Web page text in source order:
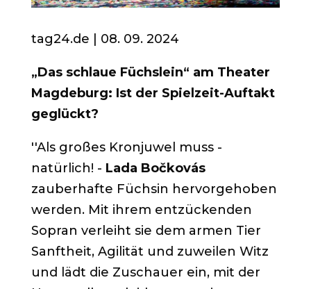
tag24.de | 08. 09.2024
„Das schlaue Füchslein“ am Theater
Magdeburg: Ist der Spielzeit-Auftakt
geglückt?
''Als großes Kronjuwel muss -
natürlich! - Lada Bočkovás
zauberhafte Füchsin hervorgehoben
werden. Mit ihrem entzückenden
Sopran verleiht sie dem armen Tier
Sanftheit, Agilität und zuweilen Witz
und lädt die Zuschauer ein, mit der